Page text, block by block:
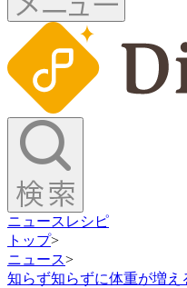
ニュース レシピ
トップ>
ニュース>
知らず知らずに体重が増